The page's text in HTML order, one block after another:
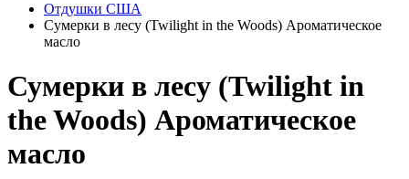
Отдушки США
Сумерки в лесу (Twilight in the Woods) Ароматическое
масло
Сумерки в лесу (Twilight in
the Woods) Ароматическое
масло